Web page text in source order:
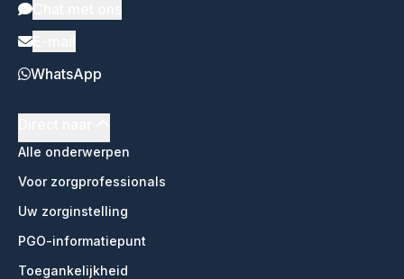
WhatsApp
Alle onderwerpen
Voor zorgprofessionals
Uw zorginstelling
PGO-informatiepunt
Toegankelijkheid